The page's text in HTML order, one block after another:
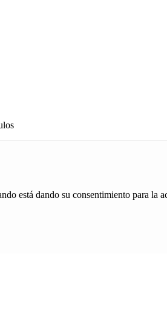
está dando su consentimiento para la